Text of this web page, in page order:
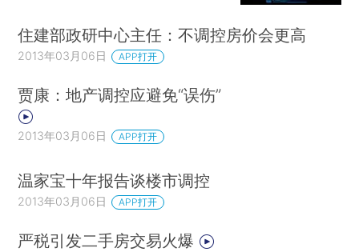
住建部政研中心主任：不调控房价会更高
2013年03月06日 APP打开
贾康：地产调控应避免“误伤”
2013年03月06日 APP打开
温家宝十年报告谈楼市调控
2013年03月06日 APP打开
严税引发二手房交易火爆